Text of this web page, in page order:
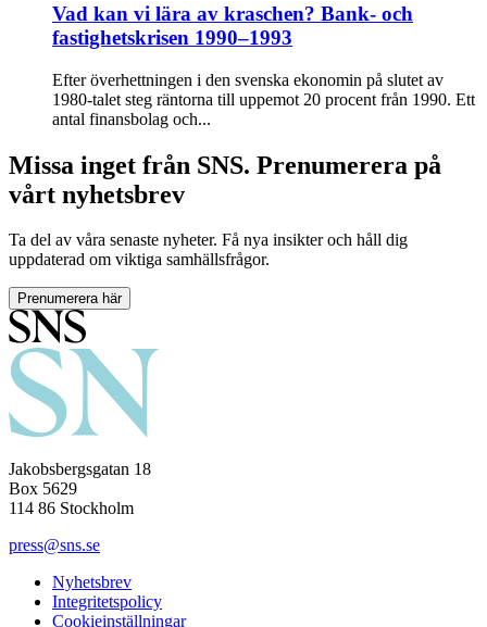
Vad kan vi lära av kraschen? Bank- och
fastighetskrisen 1990–1993
Efter överhettningen i den svenska ekonomin på slutet av
1980-talet steg räntorna till uppemot 20 procent från 1990. Ett
antal finansbolag och...
Missa inget från SNS. Prenumerera på
vårt nyhetsbrev
Ta del av våra senaste nyheter. Få nya insikter och håll dig
uppdaterad om viktiga samhällsfrågor.
Prenumerera här
Jakobsbergsgatan 18
Box 5629
114 86 Stockholm
press@sns.se
Nyhetsbrev
Integritetspolicy
Cookieinställningar